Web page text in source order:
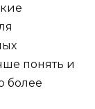
понять и
более